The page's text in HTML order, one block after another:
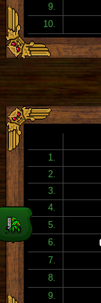
9.
10.
1.
2.
3.
4.
5.
6.
7.
8.
9.